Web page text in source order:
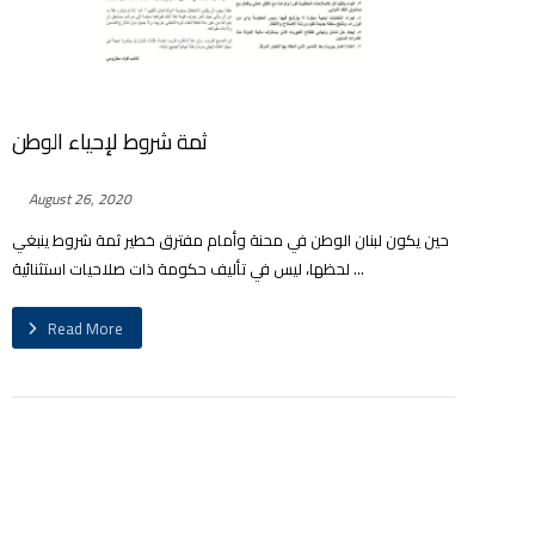
ثمة شروط لإحياء الوطن
August 26, 2020
حين يكون لبنان الوطن في محنة وأمام مفترق خطير ثمة شروط ينبغي
لحظها، ليس في تأليف حكومة ذات صلاحيات استثنائية ...
Read More